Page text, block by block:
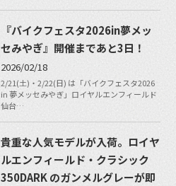
『バイクフェスタ2026in夢メッ
セみやぎ』開催まであと3日！
2026/02/18
2/21(土)・2/22(日) は「バイクフェスタ2026
in 夢メッセみやぎ」ロイヤルエンフィールド
仙台…
貴重な人気モデルが入荷。ロイヤ
ルエンフィールド・クラシック
350DARK のガンメルグレーが即